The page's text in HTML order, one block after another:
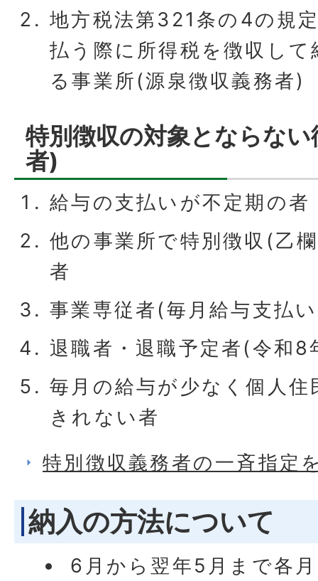
地方税法第321条の4の規
払う際に所得税を徴収し
る事業所(源泉徴収義務者)
特別徴収の対象とならな
者)
給与の支払いが不定期の者
他の事業所で特別徴収(乙
者
事業専従者(毎月給与支払
退職者・退職予定者(令和
毎月の給与が少なく個人
きれない者
特別徴収義務者の一斉指定
納入の方法について
6月から翌年5月まで各